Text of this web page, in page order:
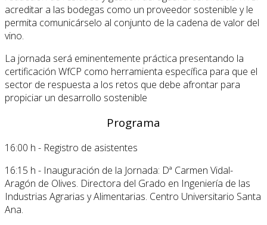
acreditar a las bodegas como un proveedor sostenible y le
permita comunicárselo al conjunto de la cadena de valor del
vino.
La jornada será eminentemente práctica presentando la
certificación WfCP como herramienta específica para que el
sector de respuesta a los retos que debe afrontar para
propiciar un desarrollo sostenible
Programa
16:00 h - Registro de asistentes
16:15 h - Inauguración de la Jornada: Dª Carmen Vidal-
Aragón de Olives. Directora del Grado en Ingeniería de las
Industrias Agrarias y Alimentarias. Centro Universitario Santa
Ana.